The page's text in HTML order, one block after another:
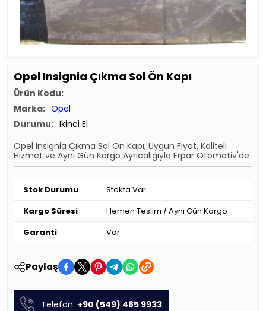
Opel Insignia Çıkma Sol Ön Kapı
Ürün Kodu:
Marka: Opel
Durumu: İkinci El
Opel Insignia Çıkma Sol Ön Kapı, Uygun Fiyat, Kaliteli
Hizmet ve Aynı Gün Kargo Ayrıcalığıyla Erpar Otomotiv'de
Stok Durumu
Stokta Var
Kargo Süresi
Hemen Teslim / Aynı Gün Kargo
Garanti
Var
Paylaş
Telefon: +90 (549) 485 9933